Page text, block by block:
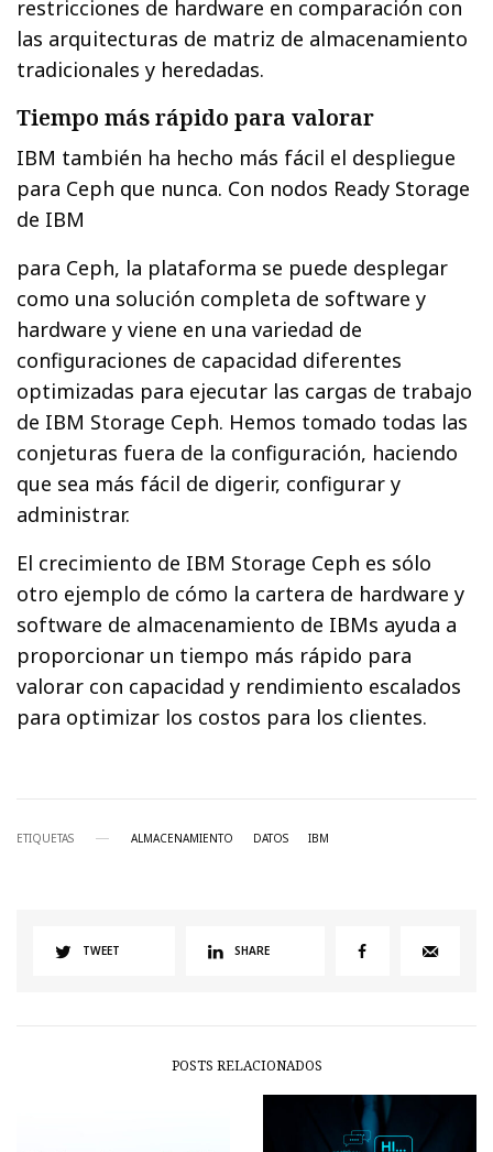
restricciones de hardware en comparación con
las arquitecturas de matriz de almacenamiento
tradicionales y heredadas.
Tiempo más rápido para valorar
IBM también ha hecho más fácil el despliegue
para Ceph que nunca. Con nodos Ready Storage
de IBM
para Ceph, la plataforma se puede desplegar
como una solución completa de software y
hardware y viene en una variedad de
configuraciones de capacidad diferentes
optimizadas para ejecutar las cargas de trabajo
de IBM Storage Ceph. Hemos tomado todas las
conjeturas fuera de la configuración, haciendo
que sea más fácil de digerir, configurar y
administrar.
El crecimiento de IBM Storage Ceph es sólo
otro ejemplo de cómo la cartera de hardware y
software de almacenamiento de IBMs ayuda a
proporcionar un tiempo más rápido para
valorar con capacidad y rendimiento escalados
para optimizar los costos para los clientes.
ETIQUETAS ALMACENAMIENTO DATOS IBM
TWEET SHARE
POSTS RELACIONADOS